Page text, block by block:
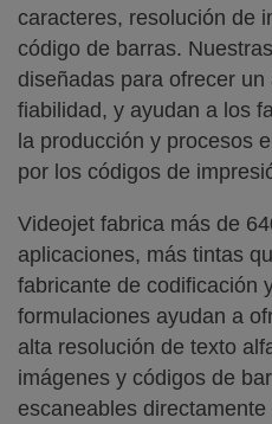
caracteres, resolución de
código de barras.
diseñadas para ofrecer
fiabilidad, y ayudan a los
la producción y procesos
por los códigos de
Videojet fabrica más de
aplicaciones, más tintas
fabricante de codificación
formulaciones ayudan a
alta resolución de texto
imágenes y códigos de
escaneables directamente